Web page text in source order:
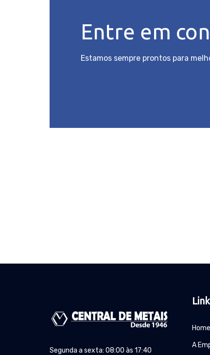
Entre em
Estamos sempre prontos para
Segunda a sexta: 08:00 às 17:40
Home
A